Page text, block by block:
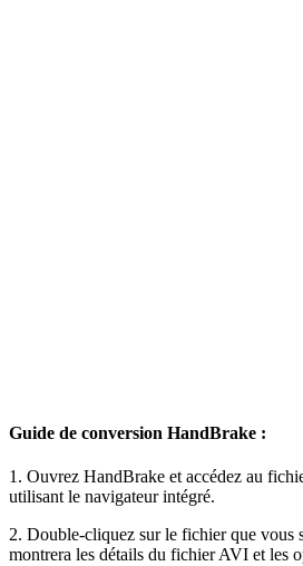
Guide de conversion HandBrake :
1. Ouvrez HandBrake et accédez au
utilisant le navigateur intégré.
2. Double-cliquez sur le fichier que vous
montrera les détails du fichier AVI et les